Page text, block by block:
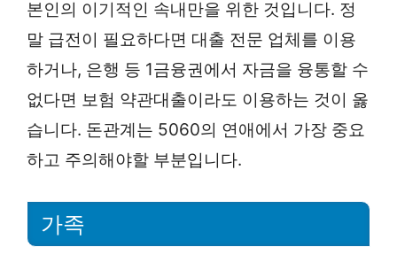
본인의 이기적인 속내만을 위한 것입니다. 정
말 급전이 필요하다면 대출 전문 업체를 이용
하거나, 은행 등 1금융권에서 자금을 융통할 수
없다면 보험 약관대출이라도 이용하는 것이 옳
습니다. 돈관계는 5060의 연애에서 가장 중요
하고 주의해야할 부분입니다.
가족